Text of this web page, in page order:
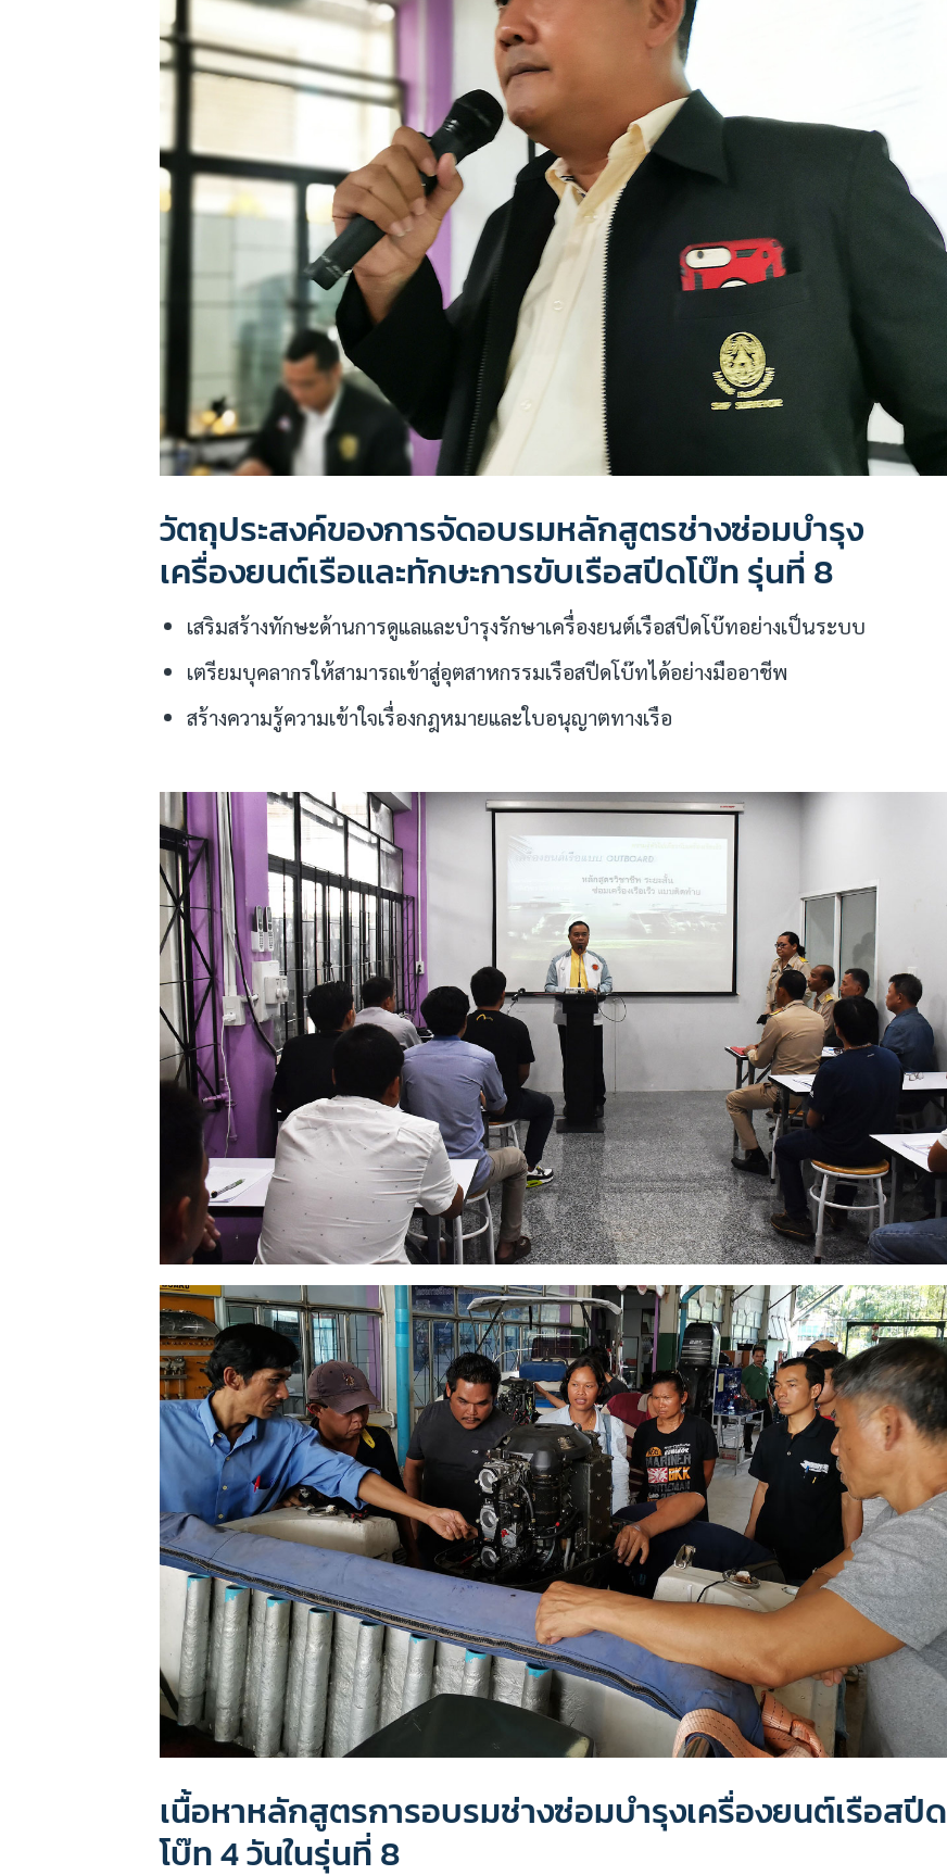
วัตถุประสงค์ของการจัดอบรมหลักสูตรช่างซ่อมบำรุง
เครื่องยนต์เรือและทักษะการขับเรือสปีดโบ๊ท รุ่นที่ 8
เสริมสร้างทักษะด้านการดูแลและบำรุงรักษาเครื่องยนต์เรือสปีดโบ๊ทอย่างเป็นระบบ
เตรียมบุคลากรให้สามารถเข้าสู่อุตสาหกรรมเรือสปีดโบ๊ทได้อย่างมืออาชีพ
สร้างความรู้ความเข้าใจเรื่องกฎหมายและใบอนุญาตทางเรือ
เนื้อหาหลักสูตรการอบรมช่างซ่อมบำรุงเครื่องยนต์เรือสปีด
โบ๊ท 4 วันในรุ่นที่ 8